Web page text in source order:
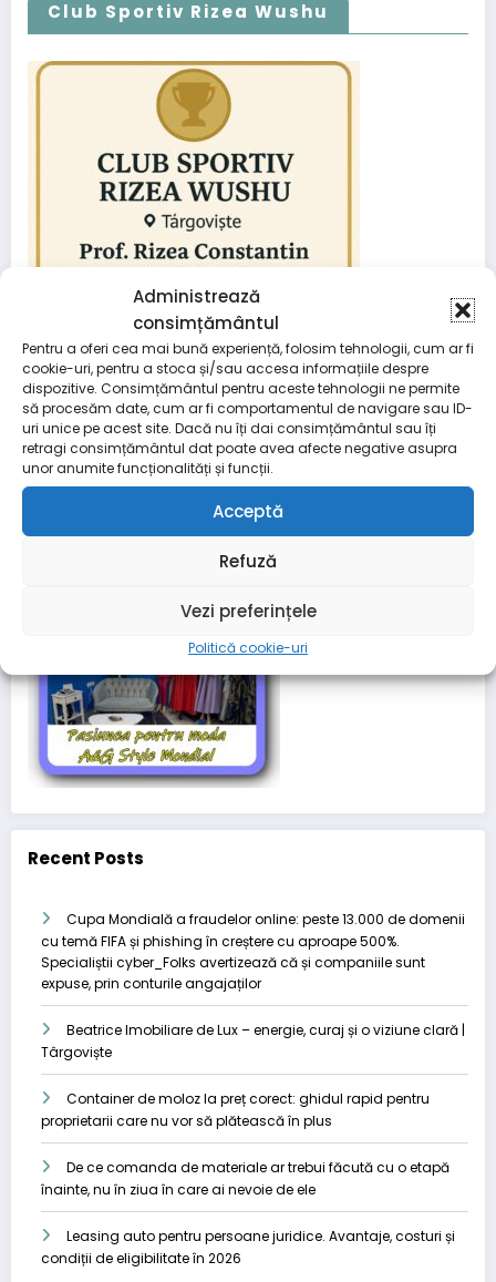
Administrează
consimțământul
Pentru a oferi cea mai bună experiență, folosim tehnologii, cum ar fi
cookie-uri, pentru a stoca și/sau accesa informațiile despre
dispozitive. Consimțământul pentru aceste tehnologii ne permite
să procesăm date, cum ar fi comportamentul de navigare sau ID-
uri unice pe acest site. Dacă nu îți dai consimțământul sau îți
retragi consimțământul dat poate avea afecte negative asupra
unor anumite funcționalități și funcții.
Acceptă
Refuză
Vezi preferințele
Politică cookie-uri
Club Sportiv Rizea Wushu
Recent Posts
Cupa Mondială a fraudelor online: peste 13.000 de domenii
cu temă FIFA și phishing în creștere cu aproape 500%.
Specialiștii cyber_Folks avertizează că și companiile sunt
expuse, prin conturile angajaților
Beatrice Imobiliare de Lux – energie, curaj și o viziune clară |
Târgoviște
Container de moloz la preț corect: ghidul rapid pentru
proprietarii care nu vor să plătească în plus
De ce comanda de materiale ar trebui făcută cu o etapă
înainte, nu în ziua în care ai nevoie de ele
Leasing auto pentru persoane juridice. Avantaje, costuri și
condiții de eligibilitate în 2026